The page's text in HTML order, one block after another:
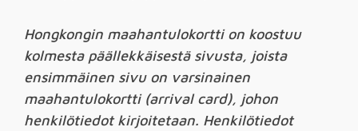
Hongkongin maahantulokortti on koostuu
kolmesta päällekkäisestä sivusta, joista
ensimmäinen sivu on varsinainen
maahantulokortti (arrival card), johon
henkilötiedot kirjoitetaan. Henkilötiedot